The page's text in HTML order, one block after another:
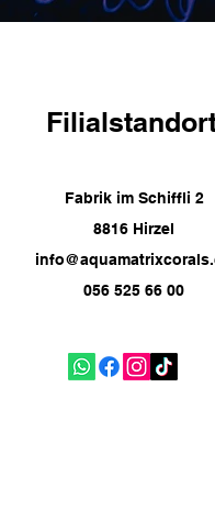
Fabrik im Schiffli 2
8816 Hirzel
056 525 66 00